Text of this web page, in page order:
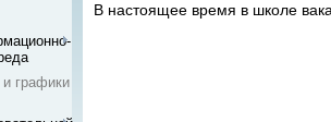
и графики
В настоящее время в школе